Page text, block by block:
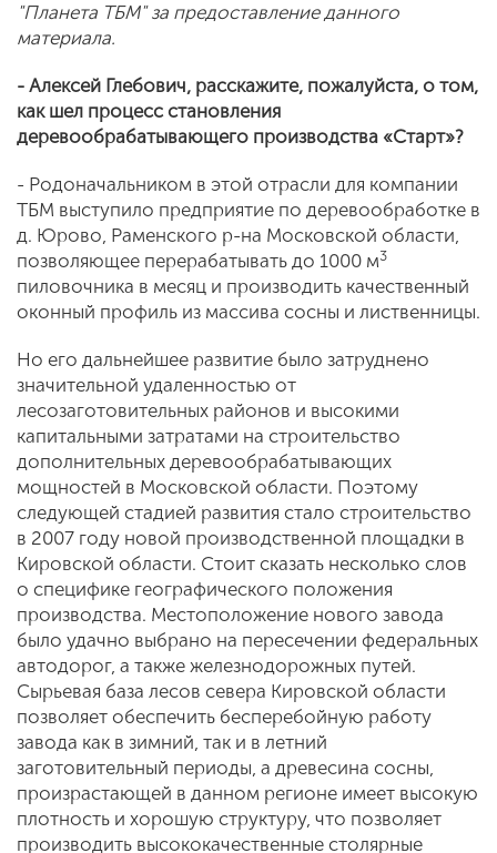
"Планета ТБМ" за предоставление данного
материала.
- Алексей Глебович, расскажите, пожалуйста, о том,
как шел процесс становления
деревообрабатывающего производства «Старт»?
- Родоначальником в этой отрасли для компании
ТБМ выступило предприятие по деревообработке в
д. Юрово, Раменского р-на Московской области,
позволяющее перерабатывать до 1000 м3
пиловочника в месяц и производить качественный
оконный профиль из массива сосны и лиственницы.
Но его дальнейшее развитие было затруднено
значительной удаленностью от
лесозаготовительных районов и высокими
капитальными затратами на строительство
дополнительных деревообрабатывающих
мощностей в Московской области. Поэтому
следующей стадией развития стало строительство
в 2007 году новой производственной площадки в
Кировской области. Стоит сказать несколько слов
о специфике географического положения
производства. Местоположение нового завода
было удачно выбрано на пересечении федеральных
автодорог, а также железнодорожных путей.
Сырьевая база лесов севера Кировской области
позволяет обеспечить бесперебойную работу
завода как в зимний, так и в летний
заготовительный периоды, а древесина сосны,
произрастающей в данном регионе имеет высокую
плотность и хорошую структуру, что позволяет
производить высококачественные столярные